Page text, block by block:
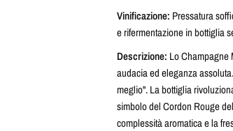
Vinificazione: Pressatura
e rifermentazione in bottiglia
Descrizione: Lo Champagne
audacia ed eleganza
meglio". La bottiglia
simbolo del Cordon Rouge
complessità aromatica e la